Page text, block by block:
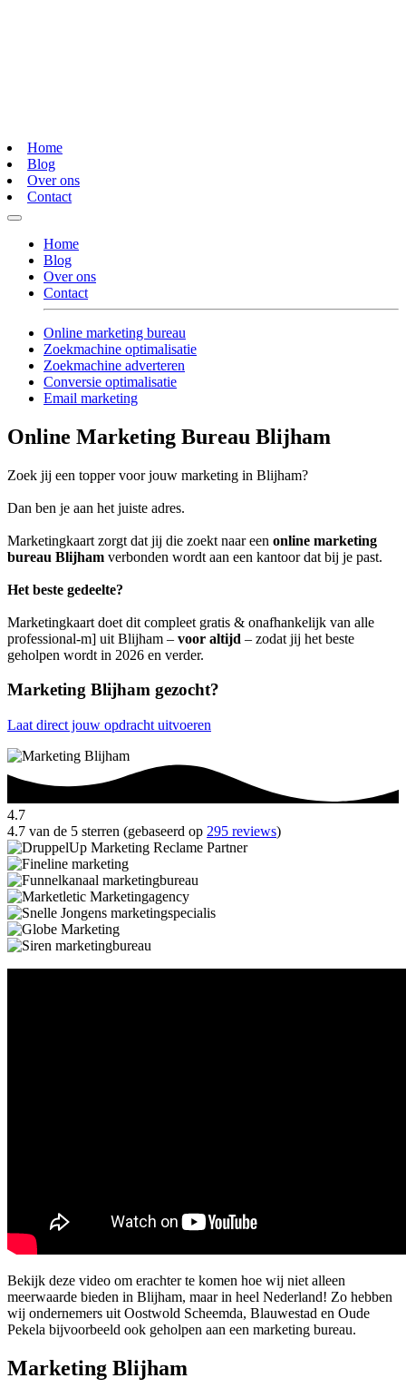
Home
Blog
Over ons
Contact
Home
Blog
Over ons
Contact
Online marketing bureau
Zoekmachine optimalisatie
Zoekmachine adverteren
Conversie optimalisatie
Email marketing
Online Marketing Bureau Blijham
Zoek jij een topper voor jouw marketing in Blijham?
Dan ben je aan het juiste adres.
Marketingkaart zorgt dat jij die zoekt naar een online marketing
bureau Blijham verbonden wordt aan een kantoor dat bij je past.
Het beste gedeelte?
Marketingkaart doet dit compleet gratis & onafhankelijk van alle
professional-m] uit Blijham – voor altijd – zodat jij het beste
geholpen wordt in 2026 en verder.
Marketing Blijham gezocht?
Laat direct jouw opdracht uitvoeren
4.7
4.7 van de 5 sterren (gebaseerd op 295 reviews)
Bekijk deze video om erachter te komen hoe wij niet alleen
meerwaarde bieden in Blijham, maar in heel Nederland! Zo hebben
wij ondernemers uit Oostwold Scheemda, Blauwestad en Oude
Pekela bijvoorbeeld ook geholpen aan een marketing bureau.
Marketing Blijham